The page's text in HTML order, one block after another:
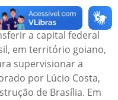
Juscelino
a capital federal
em território goiano,
supervisionar a
por Lúcio Costa,
de Brasília. Em